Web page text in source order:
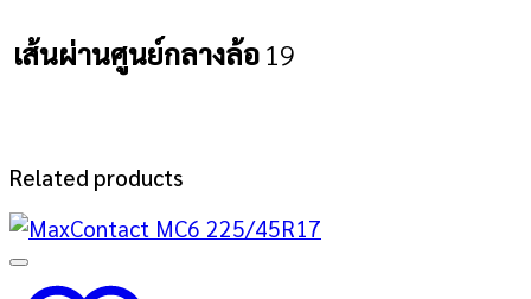
เส้นผ่านศูนย์กลางล้อ19
Related products